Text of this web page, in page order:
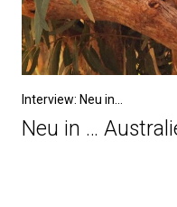
Interview: Neu in...
Neu in …